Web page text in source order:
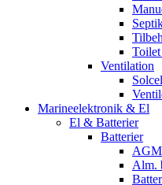
Ventilation
Marineelektronik & El
El & Batterier
Batterier
AGM
Alm.